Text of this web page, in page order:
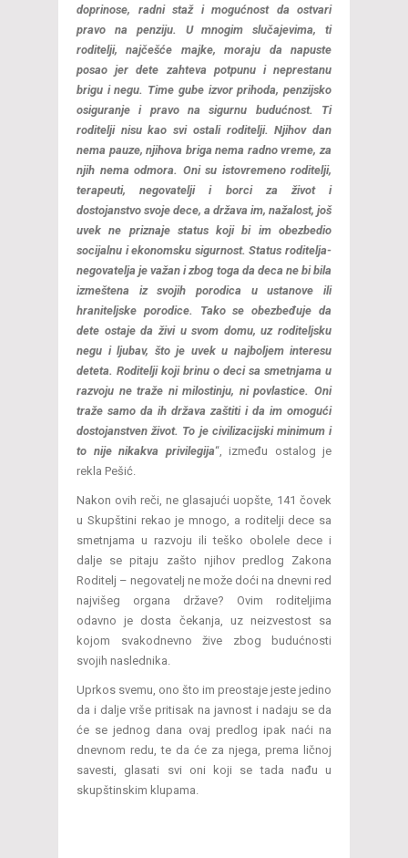
doprinose, radni staž i mogućnost da ostvari
pravo na penziju. U mnogim slučajevima, ti
roditelji, najčešće majke, moraju da napuste
posao jer dete zahteva potpunu i neprestanu
brigu i negu. Time gube izvor prihoda, penzijsko
osiguranje i pravo na sigurnu budućnost. Ti
roditelji nisu kao svi ostali roditelji. Njihov dan
nema pauze, njihova briga nema radno vreme, za
njih nema odmora. Oni su istovremeno roditelji,
terapeuti, negovatelji i borci za život i
dostojanstvo svoje dece, a država im, nažalost, još
uvek ne priznaje status koji bi im obezbedio
socijalnu i ekonomsku sigurnost. Status roditelja-
negovatelja je važan i zbog toga da deca ne bi bila
izmeštena iz svojih porodica u ustanove ili
hraniteljske porodice. Tako se obezbeđuje da
dete ostaje da živi u svom domu, uz roditeljsku
negu i ljubav, što je uvek u najboljem interesu
deteta. Roditelji koji brinu o deci sa smetnjama u
razvoju ne traže ni milostinju, ni povlastice. Oni
traže samo da ih država zaštiti i da im omogući
dostojanstven život. To je civilizacijski minimum i
to nije nikakva privilegija“, između ostalog je
rekla Pešić.
Nakon ovih reči, ne glasajući uopšte, 141 čovek
u Skupštini rekao je mnogo, a roditelji dece sa
smetnjama u razvoju ili teško obolele dece i
dalje se pitaju zašto njihov predlog Zakona
Roditelj – negovatelj ne može doći na dnevni red
najvišeg organa države? Ovim roditeljima
odavno je dosta čekanja, uz neizvestost sa
kojom svakodnevno žive zbog budućnosti
svojih naslednika.
Uprkos svemu, ono što im preostaje jeste jedino
da i dalje vrše pritisak na javnost i nadaju se da
će se jednog dana ovaj predlog ipak naći na
dnevnom redu, te da će za njega, prema ličnoj
savesti, glasati svi oni koji se tada nađu u
skupštinskim klupama.